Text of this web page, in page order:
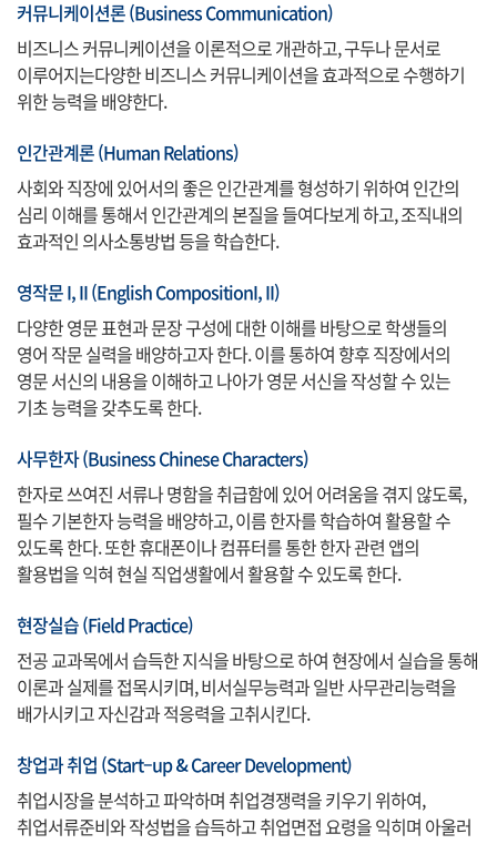
커뮤니케이션론 (Business Communication)
비즈니스 커뮤니케이션을 이론적으로 개관하고, 구두나 문서로
이루어지는다양한 비즈니스 커뮤니케이션을 효과적으로 수행하기
위한 능력을 배양한다.
인간관계론 (Human Relations)
사회와 직장에 있어서의 좋은 인간관계를 형성하기 위하여 인간의
심리 이해를 통해서 인간관계의 본질을 들여다보게 하고, 조직내의
효과적인 의사소통방법 등을 학습한다.
영작문 I, II (English CompositionI, II)
다양한 영문 표현과 문장 구성에 대한 이해를 바탕으로 학생들의
영어 작문 실력을 배양하고자 한다. 이를 통하여 향후 직장에서의
영문 서신의 내용을 이해하고 나아가 영문 서신을 작성할 수 있는
기초 능력을 갖추도록 한다.
사무한자 (Business Chinese Characters)
한자로 쓰여진 서류나 명함을 취급함에 있어 어려움을 겪지 않도록,
필수 기본한자 능력을 배양하고, 이름 한자를 학습하여 활용할 수
있도록 한다. 또한 휴대폰이나 컴퓨터를 통한 한자 관련 앱의
활용법을 익혀 현실 직업생활에서 활용할 수 있도록 한다.
현장실습 (Field Practice)
전공 교과목에서 습득한 지식을 바탕으로 하여 현장에서 실습을 통해
이론과 실제를 접목시키며, 비서실무능력과 일반 사무관리능력을
배가시키고 자신감과 적응력을 고취시킨다.
창업과 취업 (Start–up & Career Development)
취업시장을 분석하고 파악하며 취업경쟁력을 키우기 위하여,
취업서류준비와 작성법을 습득하고 취업면접 요령을 익히며 아울러